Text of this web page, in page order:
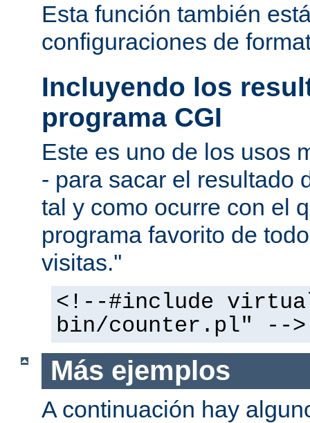
Esta función también
configuraciones de
Incluyendo los
programa CGI
Este es uno de los usos
- para sacar el resultado
tal y como ocurre con el
programa favorito de
visitas.''
<!--#include
bin/counter.pl" -->
Más ejemplos
A continuación hay